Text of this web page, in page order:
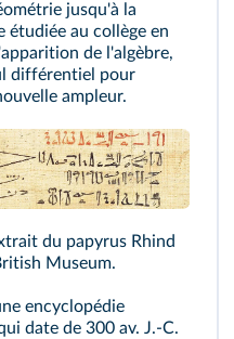
jusqu'à la
étudiée au collège en
de l'algèbre,
différentiel pour
ampleur.
du papyrus Rhind
Museum.
encyclopédie
date de 300 av. J.-C.